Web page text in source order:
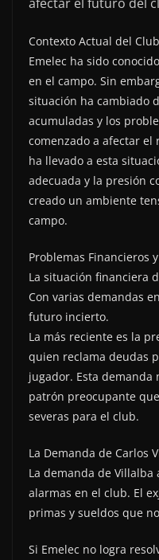
Contexto Actual del Club
Emelec ha sido
en el campo. Sin
situación ha cambiado
acumuladas y los
comenzado a afectar
ha llevado a esta
adecuada y la presión
creado un ambiente
campo.
Problemas Financieros
La situación financiera
Con varias demandas
futuro incierto.
La más reciente es la
quien reclama deudas
jugador. Esta demanda
patrón preocupante
severas para el club.
La Demanda de Carlos
La demanda de Villalba
alarmas en el club. El
primas y sueldos que
Si Emelec no logra